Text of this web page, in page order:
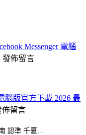
Messenger 電腦
發佈留言
腦版官方下載 2026 最
佈留言
認準 千夏…